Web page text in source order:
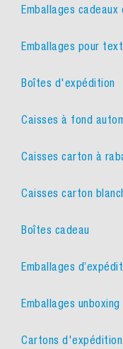
Emballages cadeaux
Emballages pour
Boîtes d'expédition
Caisses à fond
Caisses carton à
Caisses carton
Boîtes cadeau
Emballages
Emballages unboxing
Cartons d'expédition